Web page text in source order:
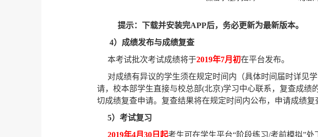
提示：下载并安装完APP后，务必更新为最新版本。
4）成绩发布与成绩复查
本考试批次考试成绩将于2019年7月初在平台发布。
对成绩有异议的学生须在规定时间内（具体时间届时详见
请，校本部学生直接与校总部(北京)学习中心联系，复查成绩
切成绩复查申请。复查结果将在规定时间内公布，申请成绩
5）考试复习
2019年4月 30日起考生可在学生平台“阶段练习/考前模拟”处